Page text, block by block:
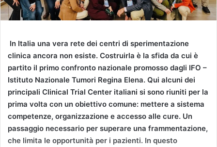
In Italia una vera rete dei centri di sperimentazione
clinica ancora non esiste. Costruirla è la sfida da cui è
partito il primo confronto nazionale promosso dagli IFO –
Istituto Nazionale Tumori Regina Elena. Qui alcuni dei
principali Clinical Trial Center italiani si sono riuniti per la
prima volta con un obiettivo comune: mettere a sistema
competenze, organizzazione e accesso alle cure. Un
passaggio necessario per superare una frammentazione,
che limita le opportunità per i pazienti. In questo